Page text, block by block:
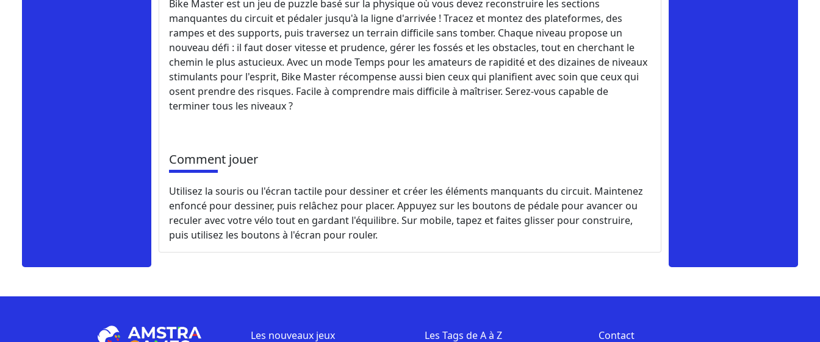
Bike Master est un jeu de puzzle basé sur la physique où vous devez reconstruire les sections
manquantes du circuit et pédaler jusqu'à la ligne d'arrivée ! Tracez et montez des plateformes, des
rampes et des supports, puis traversez un terrain difficile sans tomber. Chaque niveau propose un
nouveau défi : il faut doser vitesse et prudence, gérer les fossés et les obstacles, tout en cherchant le
chemin le plus astucieux. Avec un mode Temps pour les amateurs de rapidité et des dizaines de niveaux
stimulants pour l'esprit, Bike Master récompense aussi bien ceux qui planifient avec soin que ceux qui
osent prendre des risques. Facile à comprendre mais difficile à maîtriser. Serez-vous capable de
terminer tous les niveaux ?
Comment jouer
Utilisez la souris ou l'écran tactile pour dessiner et créer les éléments manquants du circuit. Maintenez
enfoncé pour dessiner, puis relâchez pour placer. Appuyez sur les boutons de pédale pour avancer ou
reculer avec votre vélo tout en gardant l'équilibre. Sur mobile, tapez et faites glisser pour construire,
puis utilisez les boutons à l'écran pour rouler.
Les nouveaux jeux Les Tags de A à Z Contact